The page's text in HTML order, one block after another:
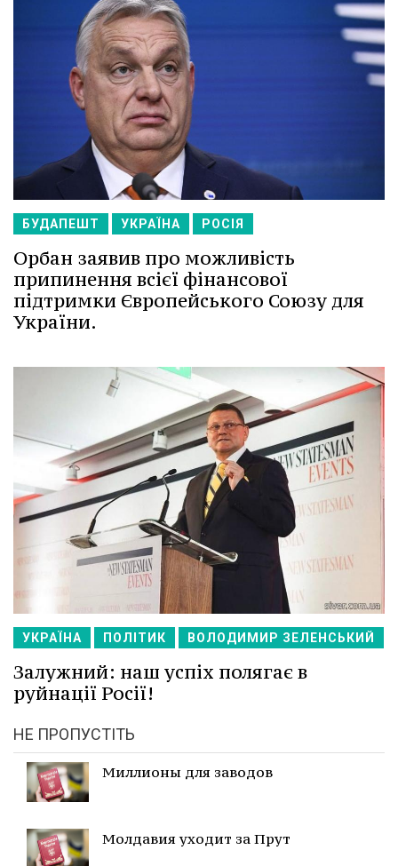
БУДАПЕШТ УКРАЇНА РОСІЯ
Орбан заявив про можливість
припинення всієї фінансової
підтримки Європейського Союзу для
України.
УКРАЇНА ПОЛІТИК ВОЛОДИМИР ЗЕЛЕНСЬКИЙ
Залужний: наш успіх полягає в
руйнації Росії!
НЕ ПРОПУСТІТЬ
Миллионы для заводов
Молдавия уходит за Прут